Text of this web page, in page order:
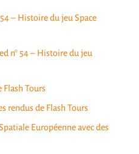
– Histoire du jeu Space
n° 54 – Histoire du jeu
Flash Tours
rendus de Flash Tours
Européenne avec des